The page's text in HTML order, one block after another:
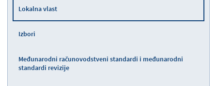
Lokalna vlast
Izbori
Međunarodni računovodstveni standardi i međunarodni
standardi revizije